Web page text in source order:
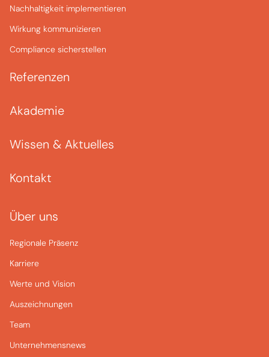
Nachhaltigkeit implementieren
Wirkung kommunizieren
Compliance sicherstellen
Referenzen
Akademie
Wissen & Aktuelles
Kontakt
Über uns
Regionale Präsenz
Karriere
Werte und Vision
Auszeichnungen
Team
Unternehmensnews